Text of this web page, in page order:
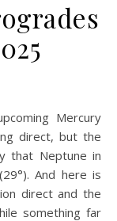
direct, but the
that Neptune in
And here is
direct and the
something far